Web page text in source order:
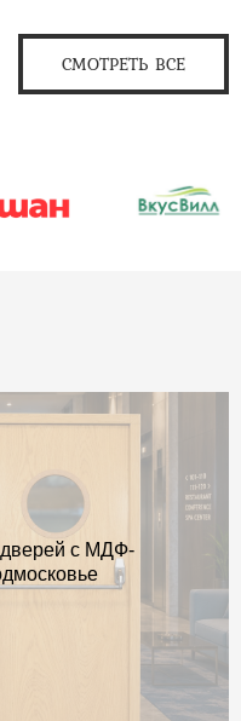
СМОТРЕТЬ ВСЕ
дверей с МДФ-